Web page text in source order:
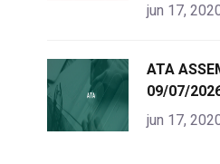
jun 17,
ATA
09/07/
jun 17,